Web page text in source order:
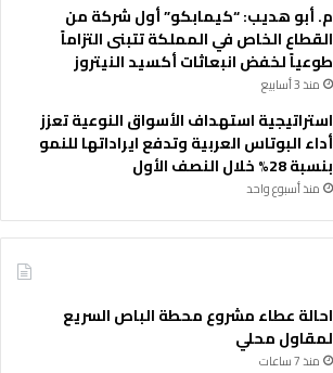
م. أبو هديب: “كيمابكو” أول شركة من
القطاع الخاص في المملكة تتبنى التزاماً
طوعياً لخفض انبعاثات أكسيد النيتروز
منذ 3 أسابيع
استراتيجية استهداف الأسواق النوعية تعزز
أداء البوتاس العربية وتدفع ايراداتها للنمو
بنسبة 28% خلال النصف الأول
منذ أسبوع واحد
احالة عطاء مشروع محطة الباص السريع
لمقاول محلي
منذ 7 ساعات